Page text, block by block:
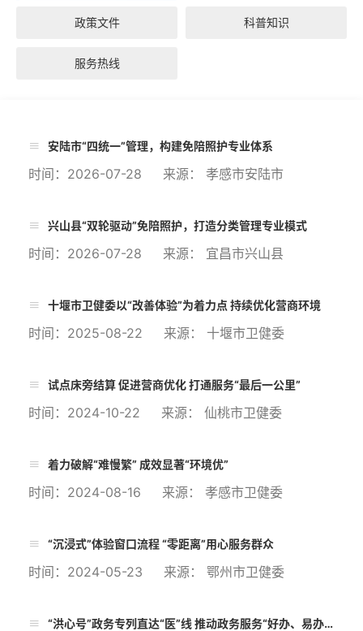
政策文件 科普知识
服务热线
安陆市“四统一”管理，构建免陪照护专业体系
时间：2026-07-28 来源： 孝感市安陆市
兴山县“双轮驱动”免陪照护，打造分类管理专业模式
时间：2026-07-28 来源： 宜昌市兴山县
十堰市卫健委以“改善体验”为着力点 持续优化营商环境
时间：2025-08-22 来源： 十堰市卫健委
试点床旁结算 促进营商优化 打通服务“最后一公里”
时间：2024-10-22 来源： 仙桃市卫健委
着力破解“难慢繁” 成效显著“环境优”
时间：2024-08-16 来源： 孝感市卫健委
“沉浸式”体验窗口流程 “零距离”用心服务群众
时间：2024-05-23 来源： 鄂州市卫健委
“洪心号”政务专列直达“医”线 推动政务服务“好办、易办、快办”